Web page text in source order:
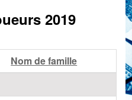
2019
Nom de famille